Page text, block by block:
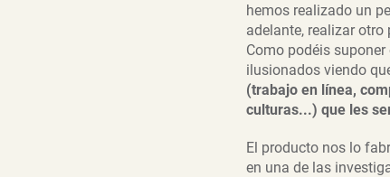
hemos realizado un
adelante, realizar
Como podéis
ilusionados viendo
(trabajo en línea,
culturas...) que les
El producto nos lo
en una de las